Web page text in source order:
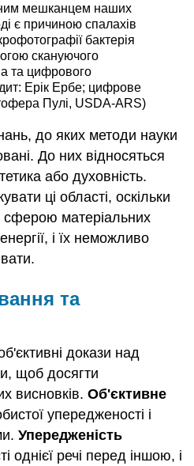
мешканцем наших
є причиною спалахів
бактерія
скануючого
та цифрового
Ерік Ербе; цифрове
Пулі, USDA-ARS)
до яких методи науки
До них відносяться
або духовність.
ці області, оскільки
сферою матеріальних
і їх неможливо
та
докази над
щоб досягти
висновків.Об'єктивне
упередженості і
Упередженість
однієї речі перед іншою, і